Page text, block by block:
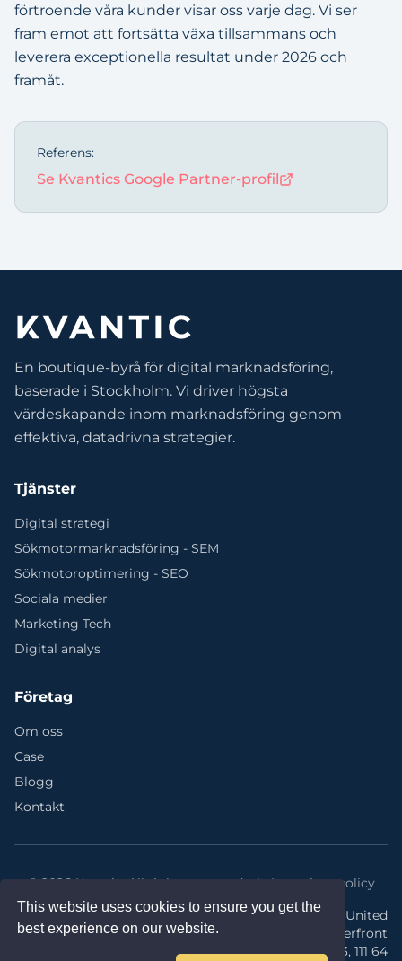
This website uses cookies to ensure you get the
best experience on our website.
förtroende våra kunder visar oss varje dag. Vi ser
fram emot att fortsätta växa tillsammans och
leverera exceptionella resultat under 2026 och
framåt.
Referens:
Se Kvantics Google Partner-profil
En boutique-byrå för digital marknadsföring,
baserade i Stockholm. Vi driver högsta
värdeskapande inom marknadsföring genom
effektiva, datadrivna strategier.
Tjänster
Digital strategi
Sökmotormarknadsföring - SEM
Sökmotoroptimering - SEO
Sociala medier
Marketing Tech
Digital analys
Företag
Om oss
Case
Blogg
Kontakt
©2026 Kvantic.All rights reserved. | Integritetspolicy
Kontor: Kvantic @ United
Spaces Waterfront
Klarabergsviadukten 63, 111 64